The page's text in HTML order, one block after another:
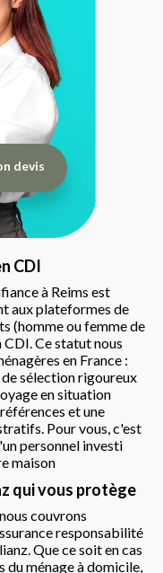
devis
CDI
à Reims est
aux plateformes de
(homme ou femme de
CDI. Ce statut nous
en France :
sélection rigoureux
en situation
et une
Pour vous, c'est
personnel investi
maison
qui vous protège
couvrons
responsabilité
Que ce soit en cas
ménage à domicile,